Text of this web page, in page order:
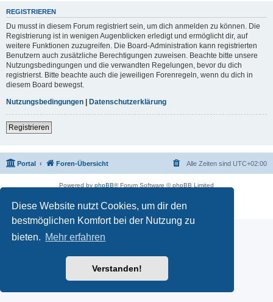
Diese Website nutzt Cookies, um dir den
bestmöglichen Komfort bei der Nutzung zu
bieten. Mehr erfahren
Verstanden!
REGISTRIEREN
Du musst in diesem Forum registriert sein, um dich anmelden zu können. Die
Registrierung ist in wenigen Augenblicken erledigt und ermöglicht dir, auf
weitere Funktionen zuzugreifen. Die Board-Administration kann registrierten
Benutzern auch zusätzliche Berechtigungen zuweisen. Beachte bitte unsere
Nutzungsbedingungen und die verwandten Regelungen, bevor du dich
registrierst. Bitte beachte auch die jeweiligen Forenregeln, wenn du dich in
diesem Board bewegst.
Nutzungsbedingungen | Datenschutzerklärung
Registrieren
Portal Foren-Übersicht Alle Zeiten sind UTC+02:00
Powered by phpBB® Forum Software © phpBB Limited
Datenschutz| Nutzungsbedingungen